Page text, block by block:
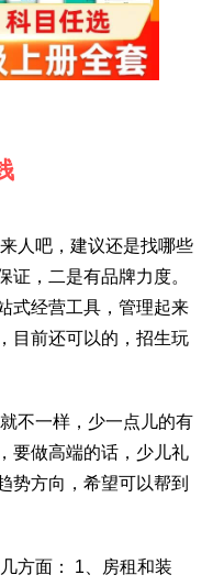
人吧，建议还是找哪些
证，二是有品牌力度。
式经营工具，管理起来
目前还可以的，招生玩
不一样，少一点儿的有
要做高端的话，少儿礼
势方向，希望可以帮到
方面： 1、房租和装